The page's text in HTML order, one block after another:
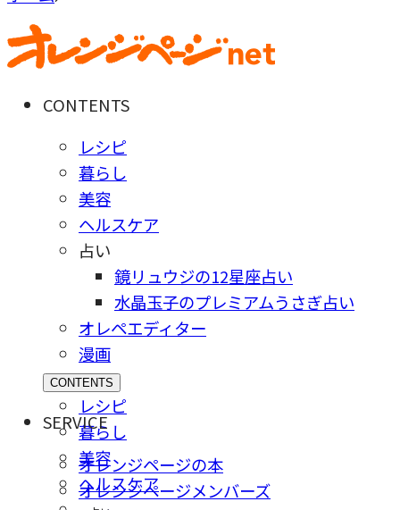
CONTENTS
レシピ
暮らし
美容
ヘルスケア
占い
鏡リュウジの12星座占い
水晶玉子のプレミアムうさぎ占い
オレペエディター
漫画
CONTENTS
レシピ
暮らし
美容
ヘルスケア
SERVICE
オレンジページの本
オレンジページメンバーズ